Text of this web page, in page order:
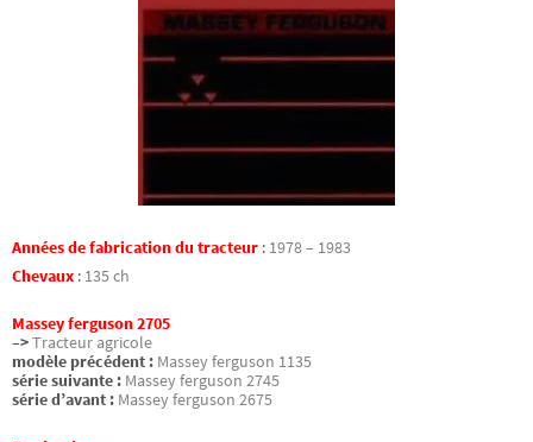
Années de fabrication du tracteur : 1978 – 1983
Chevaux : 135 ch
Massey ferguson 2705
–>Tracteur agricole
modèle précédent : Massey ferguson 1135
série suivante : Massey ferguson 2745
série d’avant : Massey ferguson 2675